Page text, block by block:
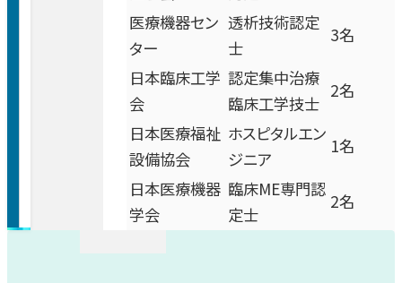
放射線治療センター
病理診断科
中央検査部
中央手術部
医療機器セン
ター
透析技術認定
士
3名
日本臨床工学
会
認定集中治療
臨床工学技士
2名
日本医療福祉
設備協会
ホスピタルエン
ジニア
1名
日本医療機器
学会
臨床ME専門認
定士
2名